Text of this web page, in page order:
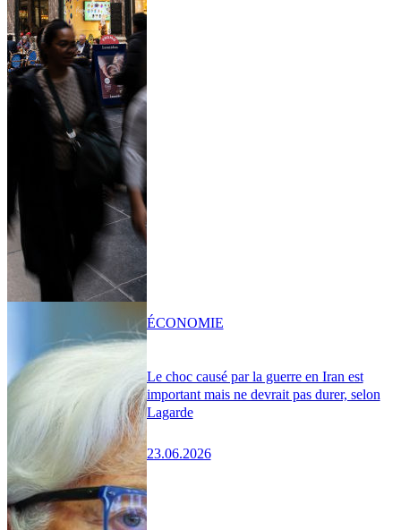
Le choc causé par la guerre en Iran est
important mais ne devrait pas durer, selon
Lagarde
23.06.2026
ÉCONOMIE